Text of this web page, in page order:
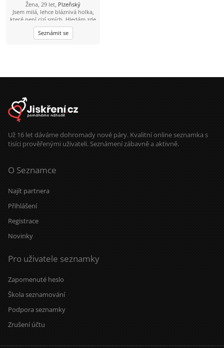
Žena, 29 let, Plzeňský
Jsem milá, lehce bláznivá holka,
které není cizí smích. Hledám zde
kluka, co by mě měl rád
takovou, jaká jsem.
Seznámit se
Už 16 let dáváme dohromady nové páry. Kvalitní online seznamka s
tisíci prověřenými uživateli. Seznámení zábavně a aktivně.
O Seznamce
Najít partnera
Přihlášení
Registrace
Novinky
Pro uživatele seznamky
Zapomenuté heslo
Škola seznamování
Podpora seznamky
Zrušení účtu